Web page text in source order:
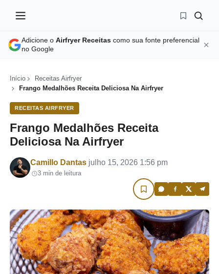
Adicione o Airfryer Receitas como sua fonte preferencial
no Google
Início
Receitas Airfryer
Frango Medalhões Receita Deliciosa Na Airfryer
RECEITAS AIRFRYER
Frango Medalhões Receita
Deliciosa Na Airfryer
Por
Camillo Dantas julho 15, 2026 1:56 pm
3 min de leitura